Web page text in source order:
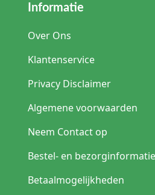
Informatie
Over Ons
Klantenservice
Privacy Disclaimer
Algemene voorwaarden
Neem Contact op
Bestel- en bezorginformatie
Betaalmogelijkheden